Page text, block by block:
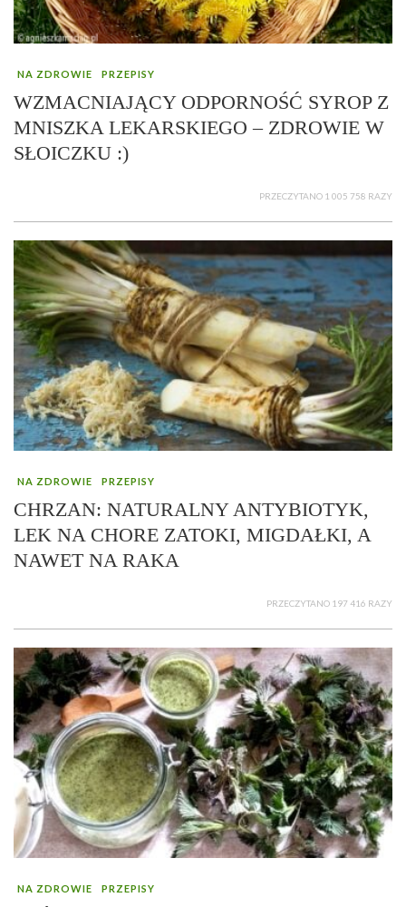
NA ZDROWIE PRZEPISY
WZMACNIAJĄCY ODPORNOŚĆ SYROP Z
MNISZKA LEKARSKIEGO – ZDROWIE W
SŁOICZKU :)
PRZECZYTANO 1 005 758 RAZY
NA ZDROWIE PRZEPISY
CHRZAN: NATURALNY ANTYBIOTYK,
LEK NA CHORE ZATOKI, MIGDAŁKI, A
NAWET NA RAKA
PRZECZYTANO 197 416 RAZY
NA ZDROWIE PRZEPISY